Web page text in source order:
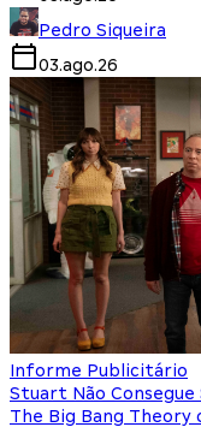
Pedro Siqueira
03.ago.26
Informe Publicitário
Stuart Não
The Big Bang Theory